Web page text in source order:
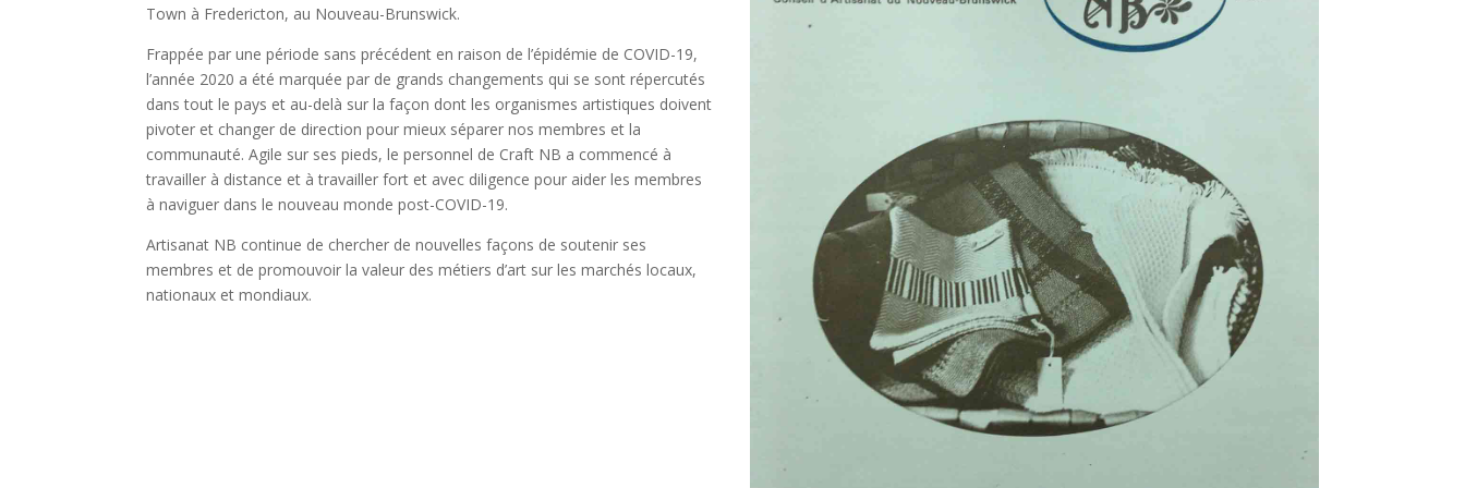
Town à Fredericton, au Nouveau-Brunswick.
Frappée par une période sans précédent en raison de l’épidémie de COVID-19,
l’année 2020 a été marquée par de grands changements qui se sont répercutés
dans tout le pays et au-delà sur la façon dont les organismes artistiques doivent
pivoter et changer de direction pour mieux séparer nos membres et la
communauté. Agile sur ses pieds, le personnel de Craft NB a commencé à
travailler à distance et à travailler fort et avec diligence pour aider les membres
à naviguer dans le nouveau monde post-COVID-19.
Artisanat NB continue de chercher de nouvelles façons de soutenir ses
membres et de promouvoir la valeur des métiers d’art sur les marchés locaux,
nationaux et mondiaux.